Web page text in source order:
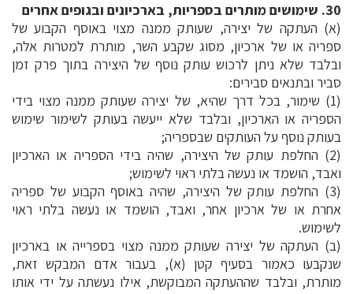
30. שימושים מותרים בספריות, בארכיונים ובגופים אחרים
(א) העתקה של יצירה, שעותק ממנה מצוי באוסף הקבוע של
ספריה או של ארכיון, מסוג שקבע השר, מותרת למטרות אלה,
ובלבד שלא ניתן לרכוש עותק נוסף של היצירה בתוך פרק זמן
סביר ובתנאים סבירים:
(1) שימור, בכל דרך שהיא, של יצירה שעותק ממנה מצוי בידי
הספריה או הארכיון, ובלבד שלא ייעשה בעותק לשימור שימוש
בעותק נוסף על העותקים שבספריה;
(2) החלפת עותק של היצירה, שהיה בידי הספריה או הארכיון
ואבד, הושמד או נעשה בלתי ראוי לשימוש;
(3) החלפת עותק של היצירה, שהיה באוסף הקבוע של ספריה
אחרת או של ארכיון אחר, ואבד, הושמד או נעשה בלתי ראוי
לשימוש.
(ב) העתקה של יצירה שעותק ממנה מצוי בספרייה או בארכיון
שנקבעו כאמור בסעיף קטן (א), בעבור אדם המבקש זאת,
מותרת, ובלבד שההעתקה המבוקשת, אילו נעשתה על ידי אותו